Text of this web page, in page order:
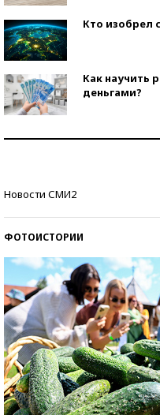
Кто изобрел
Как научить
деньгами?
Новости СМИ2
ФОТОИСТОРИИ